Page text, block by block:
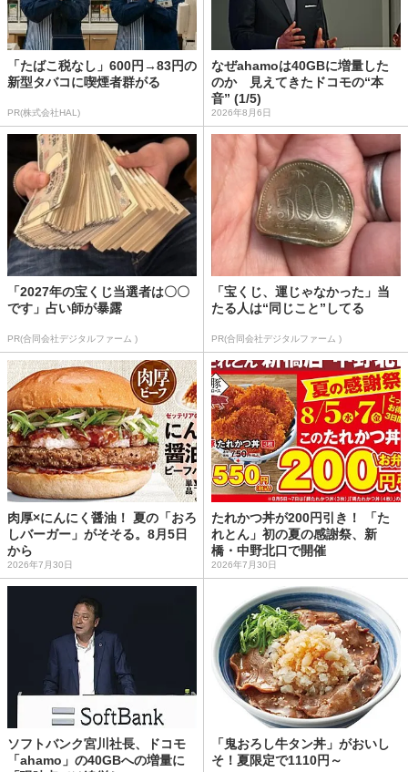
「たばこ税なし」600円→83円の
新型タバコに喫煙者群がる
PR(株式会社HAL)
なぜahamoは40GBに増量した
のか 見えてきたドコモの“本
音” (1/5)
2026年8月6日
「2027年の宝くじ当選者は〇〇
です」占い師が暴露
PR(合同会社デジタルファーム )
「宝くじ、運じゃなかった」当
たる人は“同じこと”してる
PR(合同会社デジタルファーム )
肉厚×にんにく醤油！ 夏の「おろ
しバーガー」がそそる。8月5日
から
2026年7月30日
たれかつ丼が200円引き！ 「た
れとん」初の夏の感謝祭、新
橋・中野北口で開催
2026年7月30日
ソフトバンク宮川社長、ドコモ
「ahamo」の40GBへの増量に
「鬼おろし牛タン丼」がおいし
そ！夏限定で1110円～